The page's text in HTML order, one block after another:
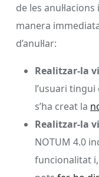
de les
manera
d’anul·lar:
Realitzar-la
l’usuari
s’ha creat la
Realitzar-la
NOTUM 4.0
funcionalitat